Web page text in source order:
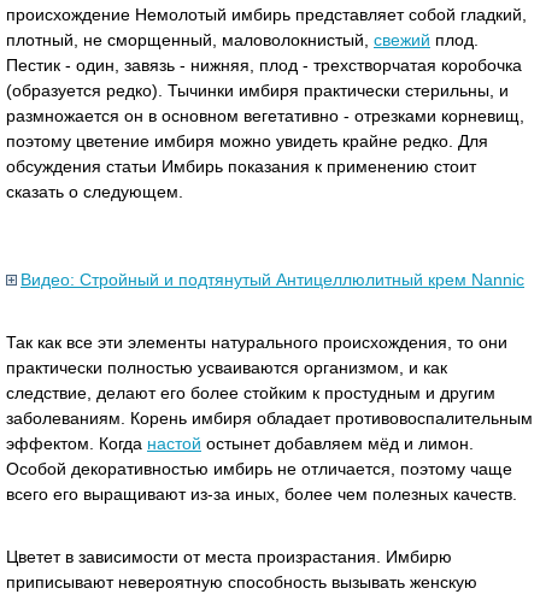
происхождение Немолотый имбирь представляет собой гладкий,
плотный, не сморщенный, маловолокнистый, свежий плод.
Пестик - один, завязь - нижняя, плод - трехстворчатая коробочка
(образуется редко). Тычинки имбиря практически стерильны, и
размножается он в основном вегетативно - отрезками корневищ,
поэтому цветение имбиря можно увидеть крайне редко. Для
обсуждения статьи Имбирь показания к применению стоит
сказать о следующем.
Видео: Стройный и подтянутый Антицеллюлитный крем Nannic
Так как все эти элементы натурального происхождения, то они
практически полностью усваиваются организмом, и как
следствие, делают его более стойким к простудным и другим
заболеваниям. Корень имбиря обладает противовоспалительным
эффектом. Когда настой остынет добавляем мёд и лимон.
Особой декоративностью имбирь не отличается, поэтому чаще
всего его выращивают из-за иных, более чем полезных качеств.
Цветет в зависимости от места произрастания. Имбирю
приписывают невероятную способность вызывать женскую